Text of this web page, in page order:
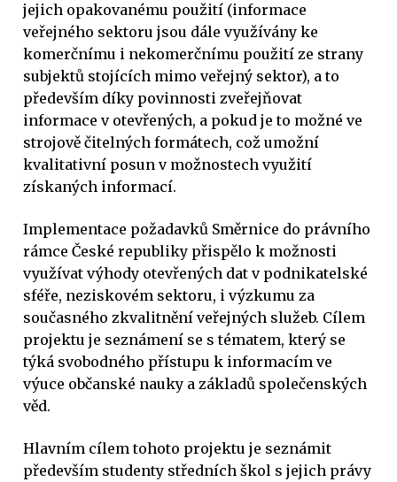
jejich opakovanému použití (informace
veřejného sektoru jsou dále využívány ke
komerčnímu i nekomerčnímu použití ze strany
subjektů stojících mimo veřejný sektor), a to
především díky povinnosti zveřejňovat
informace v otevřených, a pokud je to možné ve
strojově čitelných formátech, což umožní
kvalitativní posun v možnostech využití
získaných informací.
Implementace požadavků Směrnice do právního
rámce České republiky přispělo k možnosti
využívat výhody otevřených dat v podnikatelské
sféře, neziskovém sektoru, i výzkumu za
současného zkvalitnění veřejných služeb. Cílem
projektu je seznámení se s tématem, který se
týká svobodného přístupu k informacím ve
výuce občanské nauky a základů společenských
věd.
Hlavním cílem tohoto projektu je seznámit
především studenty středních škol s jejich právy